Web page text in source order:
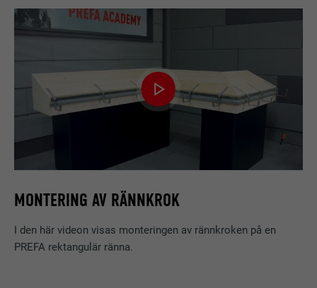
MONTERING AV RÄNNKROK
I den här videon visas monteringen av rännkroken på en
PREFA rektangulär ränna.